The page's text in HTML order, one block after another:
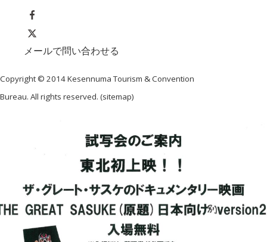
メールで問い合わせる
Copyright © 2014 Kesennuma Tourism & Convention
Bureau. All rights reserved. (sitemap)